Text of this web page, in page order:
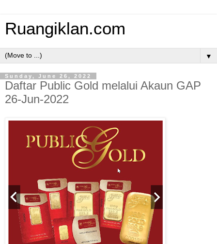
Ruangiklan.com
▼
Sunday, June 26, 2022
Daftar Public Gold melalui Akaun GAP
26-Jun-2022